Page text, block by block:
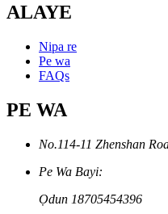
ALAYE
Nipa re
Pe wa
FAQs
PE WA
No.114-11 Zhenshan
Pe Wa Bayi:
Ọdun 18705454396